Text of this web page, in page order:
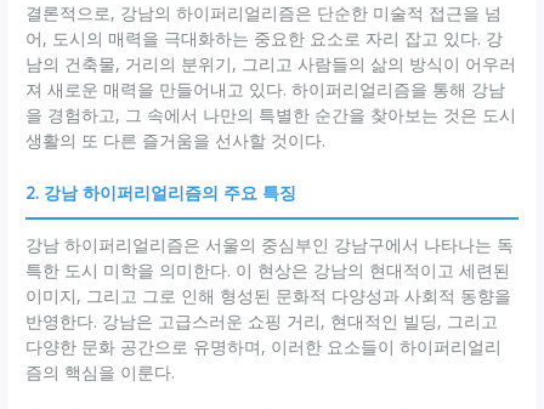
결론적으로, 강남의 하이퍼리얼리즘은 단순한 미술적 접근을 넘
어, 도시의 매력을 극대화하는 중요한 요소로 자리 잡고 있다. 강
남의 건축물, 거리의 분위기, 그리고 사람들의 삶의 방식이 어우러
져 새로운 매력을 만들어내고 있다. 하이퍼리얼리즘을 통해 강남
을 경험하고, 그 속에서 나만의 특별한 순간을 찾아보는 것은 도시
생활의 또 다른 즐거움을 선사할 것이다.
2. 강남 하이퍼리얼리즘의 주요 특징
강남 하이퍼리얼리즘은 서울의 중심부인 강남구에서 나타나는 독
특한 도시 미학을 의미한다. 이 현상은 강남의 현대적이고 세련된
이미지, 그리고 그로 인해 형성된 문화적 다양성과 사회적 동향을
반영한다. 강남은 고급스러운 쇼핑 거리, 현대적인 빌딩, 그리고
다양한 문화 공간으로 유명하며, 이러한 요소들이 하이퍼리얼리
즘의 핵심을 이룬다.